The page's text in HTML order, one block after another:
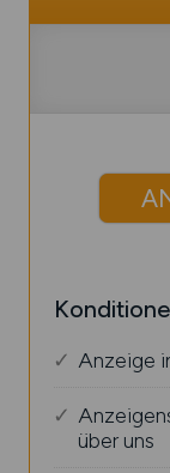
Anzeige
über uns